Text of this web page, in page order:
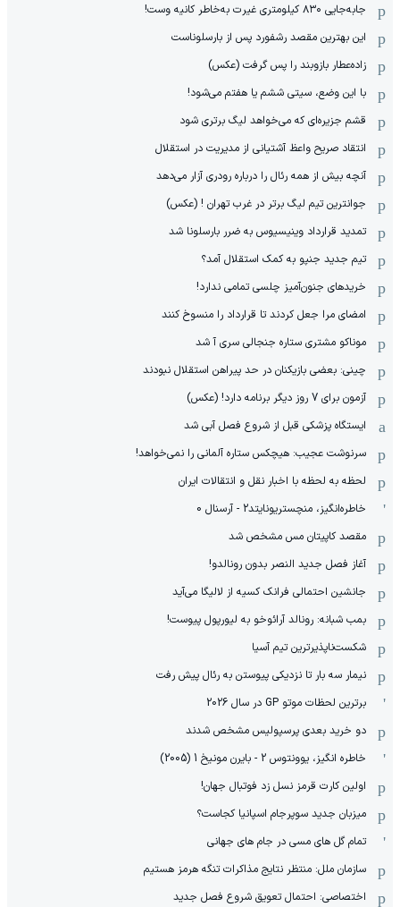
جابه‌جایی ۸۳۰ کیلومتری غیرت به‌خاطر کانیه وست!
این بهترین مقصد رشفورد پس از بارسلوناست
زاده‌عطار بازوبند را پس گرفت (عکس)
با این وضع، سیتی ششم یا هفتم می‌شود!
قشم جزیره‌ای که می‌خواهد لیگ برتری شود
انتقاد صریح واعظ آشتیانی از مدیریت در استقلال
آنچه بیش از همه رئال را درباره رودری آزار می‌دهد
جوانترین تیم لیگ برتر در غرب تهران ! (عکس)
تمدید قرارداد وینیسیوس به ضرر بارسلونا شد
تیم جدید جنپو به کمک استقلال آمد؟
خریدهای جنون‌آمیز چلسی تمامی ندارد!
امضای مرا جعل کردند تا قرارداد را منسوخ کنند
موناکو مشتری ستاره جنجالی سری آ شد
چینی: بعضی بازیکنان در حد پیراهن استقلال نبودند
آزمون برای 7 روز دیگر برنامه دارد! (عکس)
ایستگاه پزشکی قبل از شروع فصل آبی شد
سرنوشت عجیب: هیچکس ستاره آلمانی را نمی‌خواهد!
لحظه به لحظه با اخبار نقل و انتقالات ایران
خاطره‌انگیز، منچستریونایتد2 - آرسنال 0
مقصد کاپیتان مس مشخص شد
آغاز فصل جدید النصر بدون رونالدو!
جانشین احتمالی فرانک کسیه از لالیگا می‌آید
بمب شبانه: رونالد آرائوخو به لیورپول پیوست!
شکست‌ناپذیرترین تیم آسیا
نیمار سه بار تا نزدیکی پیوستن به رئال پیش رفت
برترین لحظات موتو GP در سال 2026
دو خرید بعدی پرسپولیس مشخص شدند
خاطره انگیز، یوونتوس 2 - بایرن مونیخ 1 (2005)
اولین کارت قرمز نسل زد فوتبال جهان!
میزبان جدید سوپرجام اسپانیا کجاست؟
تمام گل های مسی در جام های جهانی
سازمان ملل: منتظر نتایج مذاکرات تنگه هرمز هستیم
اختصاصی: احتمال تعویق شروع فصل جدید